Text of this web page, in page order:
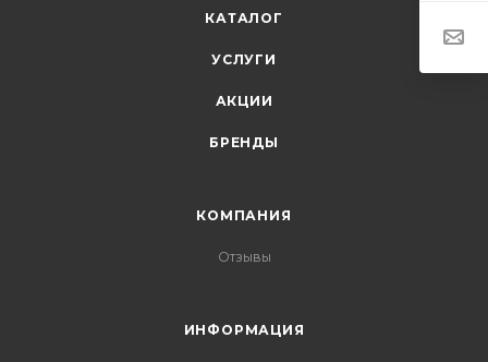
КАТАЛОГ
УСЛУГИ
АКЦИИ
БРЕНДЫ
КОМПАНИЯ
Отзывы
ИНФОРМАЦИЯ